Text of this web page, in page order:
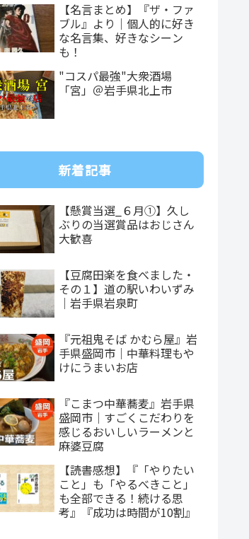
【名言まとめ】『ザ・ファ
ブル』より｜個人的に好き
な名言集、好きなシーン
も！
"コスパ最強"大衆酒場
「宮」＠岩手県北上市
新着記事
【懸賞当選_６月①】久し
ぶりの当選賞品はおじさん
大歓喜
【豆腐田楽を食べました・
その１】道の駅いわいずみ
｜岩手県岩泉町
『元祖鬼そば かむら屋』岩
手県盛岡市｜中華料理もや
けにうまいお店
『こまつ中華蕎麦』岩手県
盛岡市｜すごくこだわりを
感じるおいしいラーメンと
麻婆豆腐
【読書感想】『「やりたい
こと」も「やるべきこと」
も全部できる！続ける思
考』『成功は時間が10割』